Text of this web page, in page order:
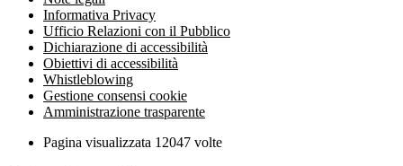
Informativa Privacy
Ufficio Relazioni con il Pubblico
Dichiarazione di accessibilità
Obiettivi di accessibilità
Whistleblowing
Gestione consensi cookie
Amministrazione trasparente
Pagina visualizzata 12047 volte